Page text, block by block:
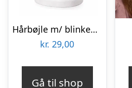
Hårbøjle m/ blinkende museøre og butterfly – Sølv
kr. 29,00
Gå til shop